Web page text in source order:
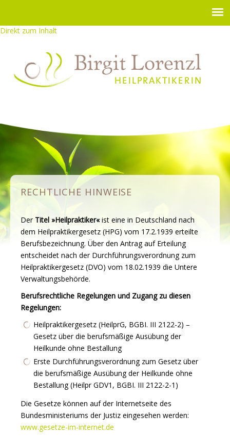
Direkt zum Inhalt
RECHTLICHE HINWEISE
Der Titel »Heilpraktiker«ist eine in Deutschland nach
dem Heilpraktikergesetz (HPG) vom 17.2.1939 erteilte
Berufsbezeichnung. Über den Antrag auf Erteilung
entscheidet nach der Durchführungsverordnung zum
Heilpraktikergesetz (DVO) vom 18.02.1939 die Untere
Verwaltungsbehörde.
Berufsrechtliche Regelungen und Zugang zu diesen
Regelungen:
Heilpraktikergesetz (HeilprG, BGBI. III 2122-2) –
Gesetz über die berufsmäßige Ausübung der
Heilkunde ohne Bestallung
Erste Durchführungsverordnung zum Gesetz über
die berufsmäßige Ausübung der Heilkunde ohne
Bestallung (Heilpr GDV1, BGBI. III 2122-2-1)
Die Gesetze können auf der Internetseite des
Bundesministeriums der Justiz eingesehen werden:
www.gesetze-im-internet.de